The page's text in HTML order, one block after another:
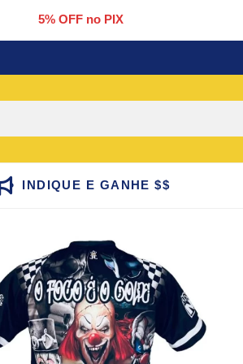
5% OFF no PIX
INDIQUE E GANHE $$